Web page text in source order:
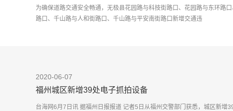
为确保道路交通安全畅通，无极县花园路与科技街路口、花园路与东环路
路口、千山路与人和街路口、千山路与平安南街路口新增交通违
2020-06-07
福州城区新增39处电子抓拍设备
台海网6月7日讯 据福州日报报道 记者5日从福州交警部门获悉，城区新增